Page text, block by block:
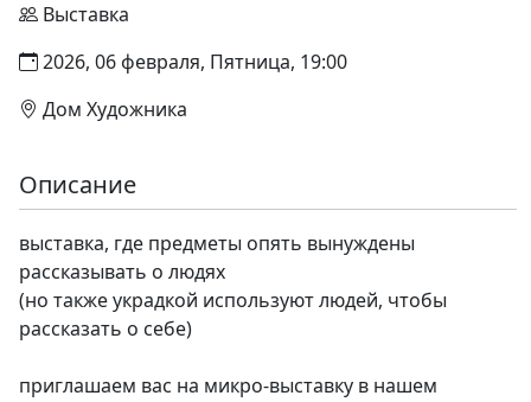
Выставка
2026, 06 февраля, Пятница, 19:00
Дом Художника
Описание
выставка, где предметы опять вынуждены
рассказывать о людях
(но также украдкой используют людей, чтобы
рассказать о себе)
приглашаем вас на микро-выставку в нашем